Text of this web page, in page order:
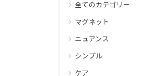
全てのカテゴリー
マグネット
ニュアンス
シンプル
ケア